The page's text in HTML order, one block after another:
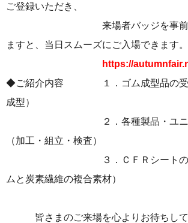
ご登録いただき、
来場者バッジを事前に印
ますと、当日スムーズにご入場できます。
https://
◆ご紹介内容 １．ゴム成型品の受
成型）
２．各種製品・ユニット
（加工・組立・検査）
３．ＣＦＲシートの製造
ムと炭素繊維の複合素材）
皆さまのご来場を心よりお待ちして